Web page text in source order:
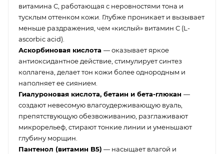
витамина С, работающая с неровностями тона и
тусклым оттенком кожи. Глубже проникает и вызывает
меньше раздражения, чем «кислый» витамин С (L-
ascorbic acid).
Аскорбиновая кислота — оказывает яркое
антиоксидантное действие, стимулирует синтез
коллагена, делает тон кожи более однородным и
наполняет ее сиянием.
Гиалуроновая кислота, бетаин и бета-глюкан —
создают невесомую влагоудерживающую вуаль,
препятствующую обезвоживанию, разглаживают
микрорельеф, стирают тонкие линии и уменьшают
глубину морщин.
Пантенол (витамин B5) — насыщает влагой и